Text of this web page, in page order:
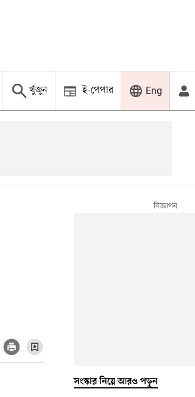
খুঁজুন ই-পেপার Eng
সংস্কার নিয়ে আরও পড়ুন